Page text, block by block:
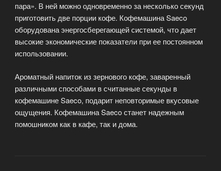
пара». В ней можно одновременно за несколько секунд
приготовить две порции кофе. Кофемашина Saeco
оборудована энергосберегающей системой, что дает
высокие экономические показатели при ее постоянном
использовании.
Ароматный напиток из зернового кофе, заваренный
различными способами в считанные секунды в
кофемашине Saeco, подарит неповторимые вкусовые
ощущения. Кофемашина Saeco станет надежным
помошником как в кафе, так и дома.